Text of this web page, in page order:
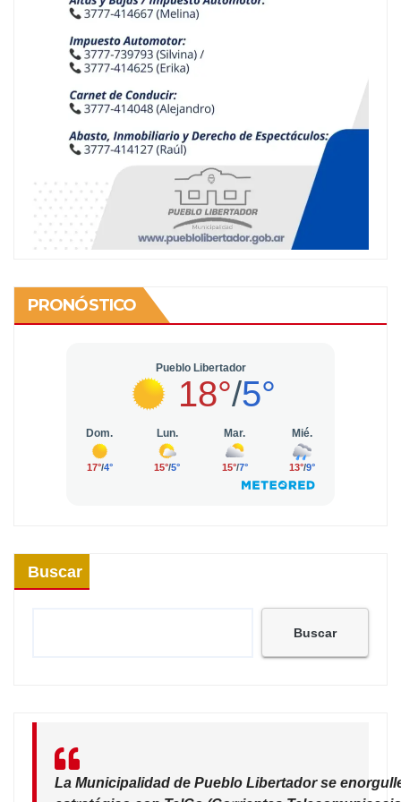
PRONÓSTICO
Buscar
Buscar
La Municipalidad de Pueblo Libertador se